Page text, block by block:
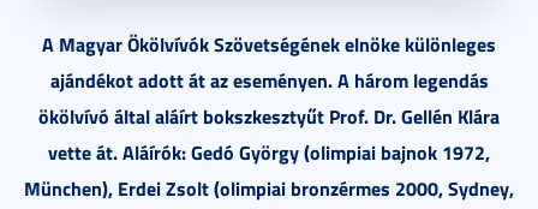
A Magyar Ökölvívók Szövetségének elnöke különleges
ajándékot adott át az eseményen. A három legendás
ökölvívó által aláírt bokszkesztyűt Prof. Dr. Gellén Klára
vette át. Aláírók: Gedó György (olimpiai bajnok 1972,
München), Erdei Zsolt (olimpiai bronzérmes 2000, Sydney,